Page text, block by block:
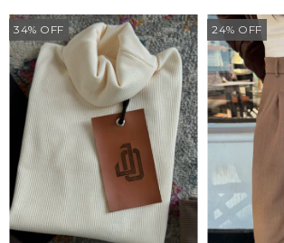
34% OFF 24% OFF